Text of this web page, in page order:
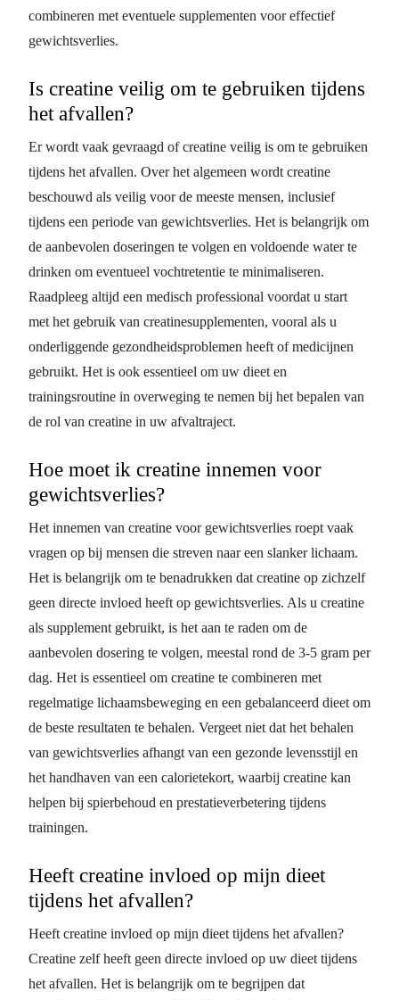
combineren met eventuele supplementen voor effectief
gewichtsverlies.
Is creatine veilig om te gebruiken tijdens
het afvallen?
Er wordt vaak gevraagd of creatine veilig is om te gebruiken
tijdens het afvallen. Over het algemeen wordt creatine
beschouwd als veilig voor de meeste mensen, inclusief
tijdens een periode van gewichtsverlies. Het is belangrijk om
de aanbevolen doseringen te volgen en voldoende water te
drinken om eventueel vochtretentie te minimaliseren.
Raadpleeg altijd een medisch professional voordat u start
met het gebruik van creatinesupplementen, vooral als u
onderliggende gezondheidsproblemen heeft of medicijnen
gebruikt. Het is ook essentieel om uw dieet en
trainingsroutine in overweging te nemen bij het bepalen van
de rol van creatine in uw afvaltraject.
Hoe moet ik creatine innemen voor
gewichtsverlies?
Het innemen van creatine voor gewichtsverlies roept vaak
vragen op bij mensen die streven naar een slanker lichaam.
Het is belangrijk om te benadrukken dat creatine op zichzelf
geen directe invloed heeft op gewichtsverlies. Als u creatine
als supplement gebruikt, is het aan te raden om de
aanbevolen dosering te volgen, meestal rond de 3-5 gram per
dag. Het is essentieel om creatine te combineren met
regelmatige lichaamsbeweging en een gebalanceerd dieet om
de beste resultaten te behalen. Vergeet niet dat het behalen
van gewichtsverlies afhangt van een gezonde levensstijl en
het handhaven van een calorietekort, waarbij creatine kan
helpen bij spierbehoud en prestatieverbetering tijdens
trainingen.
Heeft creatine invloed op mijn dieet
tijdens het afvallen?
Heeft creatine invloed op mijn dieet tijdens het afvallen?
Creatine zelf heeft geen directe invloed op uw dieet tijdens
het afvallen. Het is belangrijk om te begrijpen dat